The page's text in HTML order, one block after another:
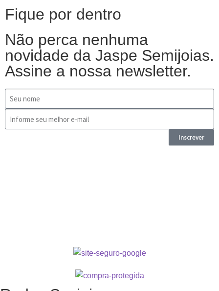
Fique por dentro
Não perca nenhuma
novidade da Jaspe Semijoias.
Assine a nossa newsletter.
Inscrever